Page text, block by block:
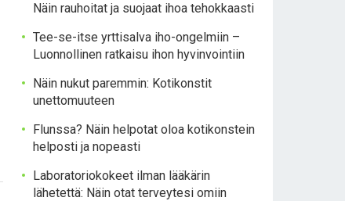
Näin rauhoitat ja suojaat ihoa tehokkaasti
Tee-se-itse yrttisalva iho-ongelmiin –
Luonnollinen ratkaisu ihon hyvinvointiin
Näin nukut paremmin: Kotikonstit
unettomuuteen
Flunssa? Näin helpotat oloa kotikonstein
helposti ja nopeasti
Laboratoriokokeet ilman lääkärin
lähetettä: Näin otat terveytesi omiin